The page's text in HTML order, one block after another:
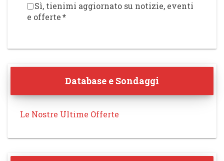
Sì, tienimi aggiornato su notizie, eventi
e offerte*
Database e Sondaggi
Le Nostre Ultime Offerte